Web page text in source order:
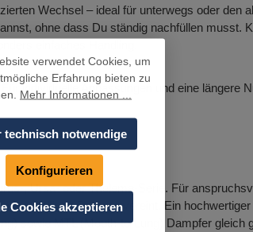
Wechsel – ideal für unterwegs oder den
ohne dass Du ständig nachfüllen musst.
einfaches Handling.
individuelle Anpassungen und eine längere
, Ursa- oder Thelema-Serie. Für
auffälligen Designs vereint. Ein
sowie MTL (Mouth-to-Lung) Dampfer gleich
verwendet Cookies, um
Erfahrung bieten zu
Mehr Informationen ...
technisch notwendige
Konfigurieren
Cookies akzeptieren